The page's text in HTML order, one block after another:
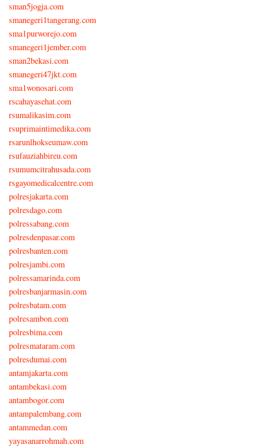
sman5jogja.com
smanegeri1tangerang.com
sma1purworejo.com
smanegeri1jember.com
sman2bekasi.com
smanegeri47jkt.com
sma1wonosari.com
rscahayasehat.com
rsumalikasim.com
rsuprimaintimedika.com
rsarunlhokseumaw.com
rsufauziahbireu.com
rsumumcitrahusada.com
rsgayomedicalcentre.com
polresjakarta.com
polresdago.com
polressabang.com
polresdenpasar.com
polresbanten.com
polresjambi.com
polressamarinda.com
polresbanjarmasin.com
polresbatam.com
polresambon.com
polresbima.com
polresmataram.com
polresdumai.com
antamjakarta.com
antambekasi.com
antambogor.com
antampalembang.com
antammedan.com
yayasanarrohmah.com